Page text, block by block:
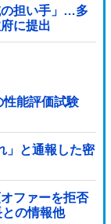
の担い手」…多
に提出
能評価試験
」と通報した密
ファーを拒否
の情報他